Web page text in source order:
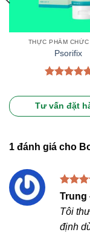
THỰC PHẨM CHỨC
Psorifix
hạng5.00
5 sao
Tư vấn đặt
1 đánh giá cho
Được
hạng5
sao
Trung
Tôi
định